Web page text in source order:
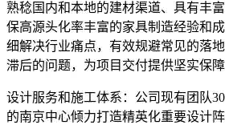
熟稔国内和本地的建材渠道、具有丰
保高源头化率丰富的家具制造经验和
细解决行业痛点，有效规避常见的落
滞后的问题，为项目交付提供坚实保障
设计服务和施工体系：公司现有团队
的南京中心倾力打造精英化重要设计